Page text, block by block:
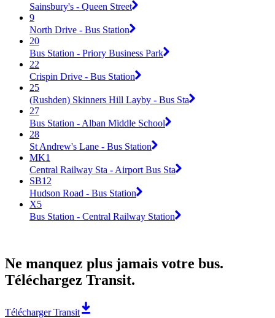
Sainsbury's - Queen Street
9
North Drive - Bus Station
20
Bus Station - Priory Business Park
22
Crispin Drive - Bus Station
25
(Rushden) Skinners Hill Layby - Bus Sta
27
Bus Station - Alban Middle School
28
St Andrew's Lane - Bus Station
MK1
Central Railway Sta - Airport Bus Sta
SB12
Hudson Road - Bus Station
X5
Bus Station - Central Railway Station
Ne manquez plus jamais votre bus.
Téléchargez Transit.
Télécharger Transit